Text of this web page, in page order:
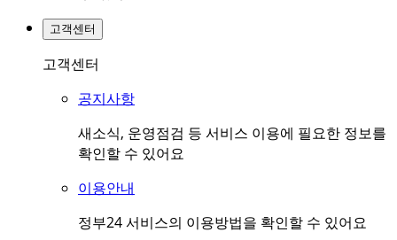
고객센터
고객센터
공지사항
새소식, 운영점검 등 서비스 이용에 필요한 정보를
확인할 수 있어요
이용안내
정부24 서비스의 이용방법을 확인할 수 있어요